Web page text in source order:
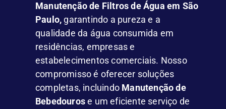
Manutenção de Filtros de Água em São
Paulo, garantindo a pureza e a
qualidade da água consumida em
residências, empresas e
estabelecimentos comerciais. Nosso
compromisso é oferecer soluções
completas, incluindo Manutenção de
Bebedourose um eficiente serviço de